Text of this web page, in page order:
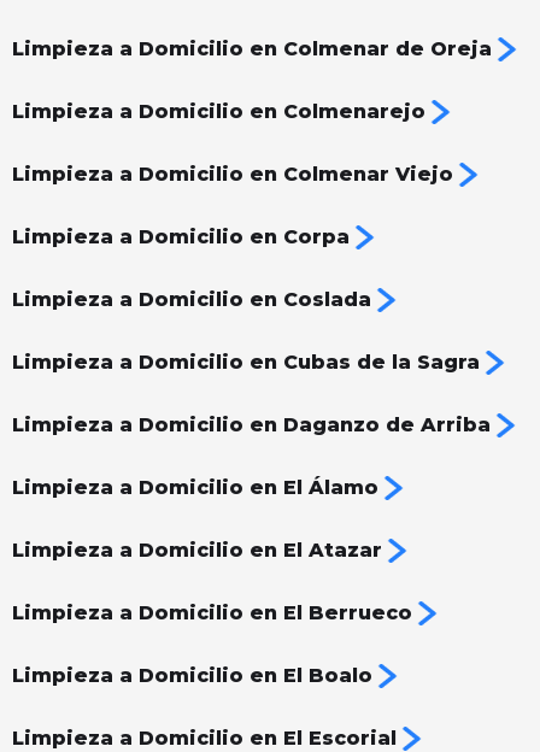
Limpieza a Domicilio en Colmenar de Oreja
Limpieza a Domicilio en Colmenarejo
Limpieza a Domicilio en Colmenar Viejo
Limpieza a Domicilio en Corpa
Limpieza a Domicilio en Coslada
Limpieza a Domicilio en Cubas de la Sagra
Limpieza a Domicilio en Daganzo de Arriba
Limpieza a Domicilio en El Álamo
Limpieza a Domicilio en El Atazar
Limpieza a Domicilio en El Berrueco
Limpieza a Domicilio en El Boalo
Limpieza a Domicilio en El Escorial